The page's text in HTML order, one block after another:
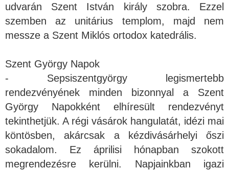
udvarán Szent István király szobra. Ezzel
szemben az unitárius templom, majd nem
messze a Szent Miklós ortodox katedrális.
Szent György Napok
- Sepsiszentgyörgy legismertebb
rendezvényének minden bizonnyal a Szent
György Napokként elhíresült rendezvényt
tekinthetjük. A régi vásárok hangulatát, idézi mai
köntösben, akárcsak a kézdivásárhelyi őszi
sokadalom. Ez áprilisi hónapban szokott
megrendezésre kerülni. Napjainkban igazi